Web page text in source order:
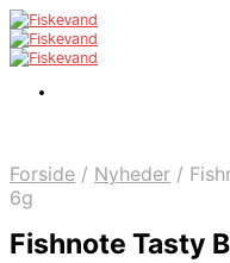
Forside / Nyheder /
6g
Fishnote Tasty